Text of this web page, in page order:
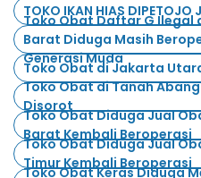
TOKO IKAN HIAS DIPETOJO
Toko Obat Daftar G Ilegal
Barat Diduga Masih
Generasi Muda
Toko Obat di Jakarta
Toko Obat di Tanah
Disorot
Toko Obat Diduga Jual
Barat Kembali Beroperasi
Toko Obat Diduga Jual
Timur Kembali Beroperasi
Toko Obat Keras Diduga